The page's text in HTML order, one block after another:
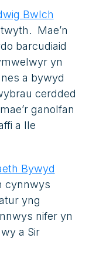
Bwlch
Mae’n
barcudiaid
yn
a bywyd
cerdded
ganolfan
a lle
Bywyd
cynnwys
yng
nifer yn
a Sir